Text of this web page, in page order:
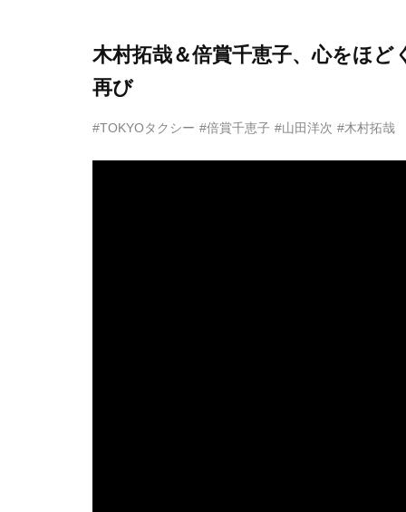
木村拓哉＆倍賞千恵子、心をほ
再び
#TOKYOタクシー #倍賞千恵子 #山田洋次 #木村拓哉